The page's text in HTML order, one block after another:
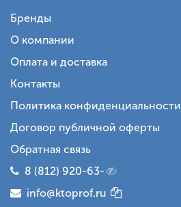
Бренды
О компании
Оплата и доставка
Контакты
Политика конфиденциальности
Договор публичной оферты
Обратная связь
8 (812) 920-63-
info@ktoprof.ru